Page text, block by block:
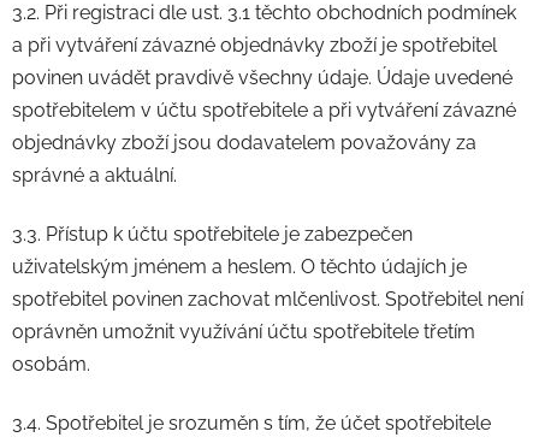
3.2. Při registraci dle ust. 3.1 těchto obchodních podmínek
a při vytváření závazné objednávky zboží je spotřebitel
povinen uvádět pravdivě všechny údaje. Údaje uvedené
spotřebitelem v účtu spotřebitele a při vytváření závazné
objednávky zboží jsou dodavatelem považovány za
správné a aktuální.
3.3. Přístup k účtu spotřebitele je zabezpečen
uživatelským jménem a heslem. O těchto údajích je
spotřebitel povinen zachovat mlčenlivost. Spotřebitel není
oprávněn umožnit využívání účtu spotřebitele třetím
osobám.
3.4. Spotřebitel je srozuměn s tím, že účet spotřebitele